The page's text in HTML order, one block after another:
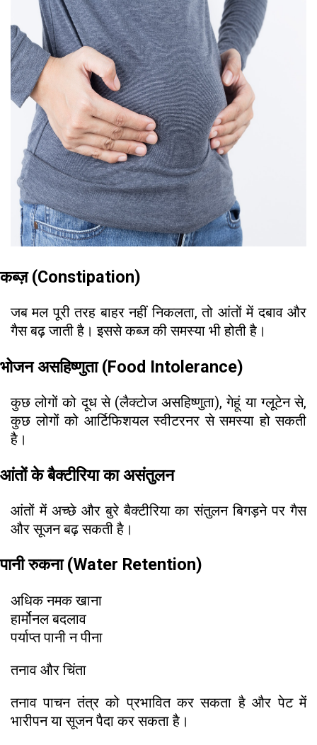
कब्ज़ (Constipation)
जब मल पूरी तरह बाहर नहीं निकलता, तो आंतों में दबाव और
गैस बढ़ जाती है। इससे कब्ज की समस्या भी होती है।
भोजन असहिष्णुता (Food Intolerance)
कुछ लोगों को दूध से (लैक्टोज असहिष्णुता), गेहूं या ग्लूटेन से,
कुछ लोगों को आर्टिफिशयल स्वीटरनर से समस्या हो सकती
है।
आंतों के बैक्टीरिया का असंतुलन
आंतों में अच्छे और बुरे बैक्टीरिया का संतुलन बिगड़ने पर गैस
और सूजन बढ़ सकती है।
पानी रुकना (Water Retention)
अधिक नमक खाना
हार्मोनल बदलाव
पर्याप्त पानी न पीना
तनाव और चिंता
तनाव पाचन तंत्र को प्रभावित कर सकता है और पेट में
भारीपन या सूजन पैदा कर सकता है।